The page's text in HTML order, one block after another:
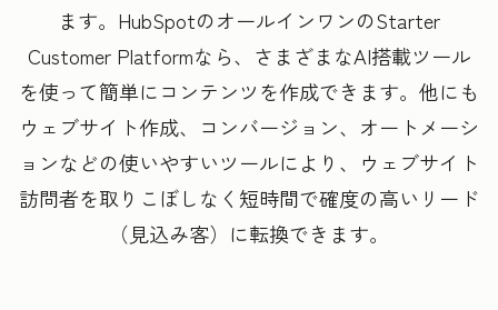
ます。HubSpotのオールインワンのStarter
Customer Platformなら、さまざまなAI搭載ツール
を使って簡単にコンテンツを作成できます。他にも
ウェブサイト作成、コンバージョン、オートメーシ
ョンなどの使いやすいツールにより、ウェブサイト
訪問者を取りこぼしなく短時間で確度の高いリード
（見込み客）に転換できます。